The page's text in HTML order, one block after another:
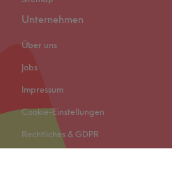
Unternehmen
Über uns
Jobs
Impressum
Cookie-Einstellungen
Rechtliches & GDPR